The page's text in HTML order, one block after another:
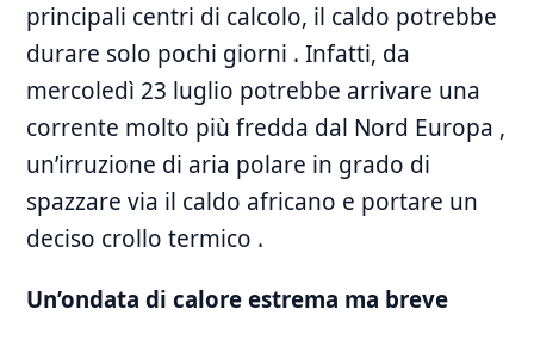
principali centri di calcolo, il caldo potrebbe
durare solo pochi giorni . Infatti, da
mercoledì 23 luglio potrebbe arrivare una
corrente molto più fredda dal Nord Europa ,
un’irruzione di aria polare in grado di
spazzare via il caldo africano e portare un
deciso crollo termico .
Un’ondata di calore estrema ma breve